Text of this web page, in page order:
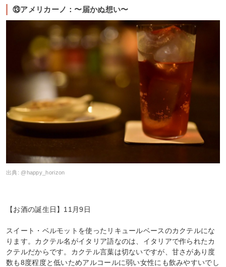
⑬アメリカーノ：〜届かぬ想い〜
出典: @happy_horizon
【お酒の誕生日】11月9日
スイート・ベルモットを使ったリキュールベースのカクテルにな
ります。カクテル名がイタリア語なのは、イタリアで作られたカ
クテルだからです。カクテル言葉は切ないですが、甘さがあり度
数も8度程度と低いためアルコールに弱い女性にも飲みやすいでし